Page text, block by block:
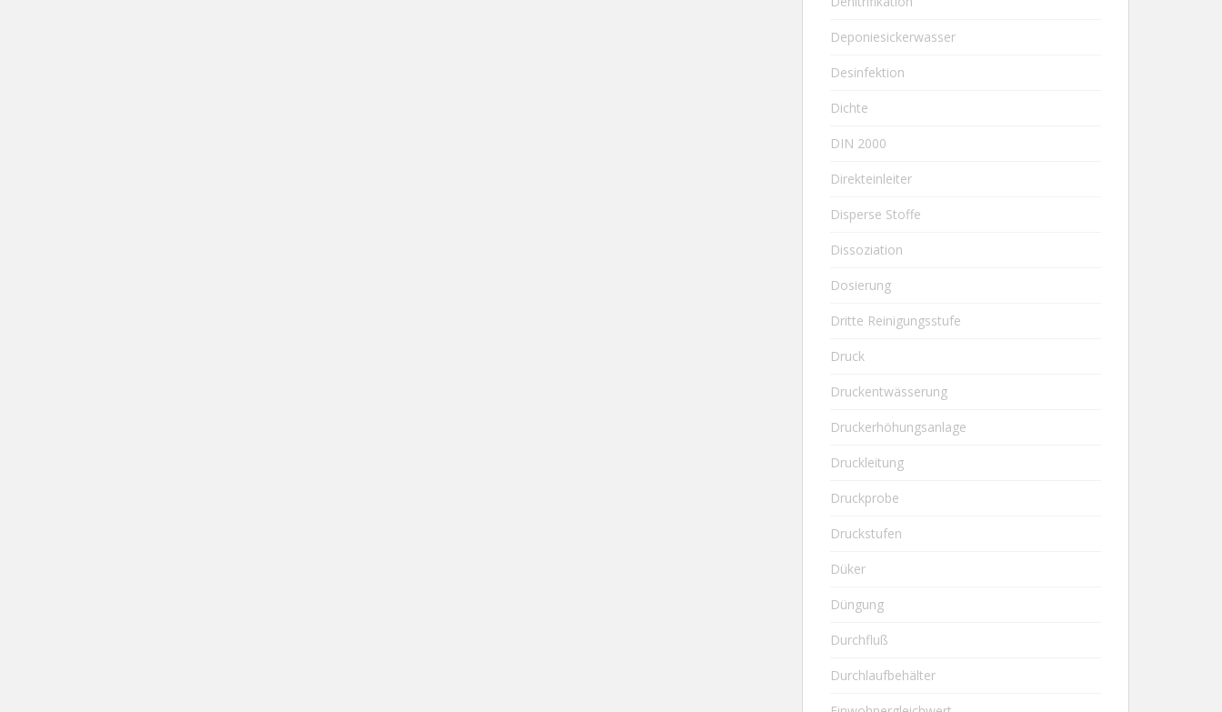
Deponiesickerwasser
Desinfektion
Dichte
DIN 2000
Direkteinleiter
Disperse Stoffe
Dissoziation
Dosierung
Dritte Reinigungsstufe
Druck
Druckentwässerung
Druckerhöhungsanlage
Druckleitung
Druckprobe
Druckstufen
Düker
Düngung
Durchfluß
Durchlaufbehälter